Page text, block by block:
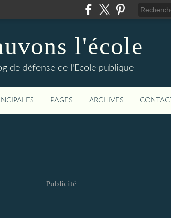
l'école
de défense de l'Ecole publique
PAGES ARCHIVES CONTACT
Publicité